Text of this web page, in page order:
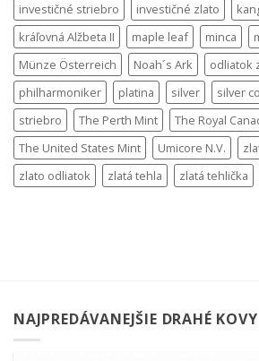
investičné striebro
investičné zlato
kráľovná Alžbeta II
maple leaf minca
Münze Österreich
Noah´s Ark odliatok
philharmoniker
platina silver silver
striebro
The Perth Mint
The Royal
The United States Mint
Umicore N.V.
zlato odliatok
zlatá tehla zlatá tehlička
NAJPREDÁVANEJŠIE DRAHÉ KOVY